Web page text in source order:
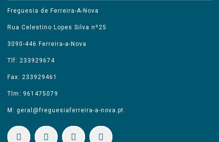
Freguesia de Ferreira-A-Nova
Rua Celestino Lopes Silva nº25
3090-446 Ferreira-a-Nova
Tlf: 233929674
Fax: 233929461
Tlm: 961475079
M: geral@freguesiaferreira-a-nova.pt